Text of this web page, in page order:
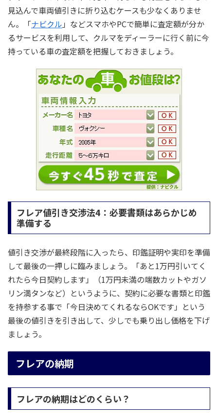
見込んで車両値引きに折り込むケースも少なくありませ
ん。「ナビクル 」などスマホやPCで簡単に査定額が分か
るサービスを利用して、クルマをディーラーに行く前に今
持っている車の査定額を把握しておきましょう。
フレア値引き交渉法4：必要書類はあらかじめ
準備する
値引き交渉が最終段階に入ったら、印鑑証明や実印を準備
して最後の一押しに臨みましょう。「あと1万円引いてく
れたら今日契約します」（1万円未満の端数カットやガソ
リン満タンなど）というように、契約に必要な書類と印鑑
を持参する事で「今日決めてくれるならOKです」という
最後の値引きを引き出して、少しでも乗り出し価格を下げ
ましょう。
フレアの納期
フレアの納期はどのくらい？